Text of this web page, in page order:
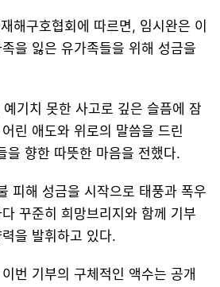
해구호협회에 따르면, 임시완은 이
을 잃은 유가족들을 위해 성금을
기치 못한 사고로 깊은 슬픔에 잠
린 애도와 위로의 말씀을 드린
을 향한 따뜻한 마음을 전했다.
피해 성금을 시작으로 태풍과 폭우
꾸준히 희망브리지와 함께 기부
을 발휘하고 있다.
번 기부의 구체적인 액수는 공개